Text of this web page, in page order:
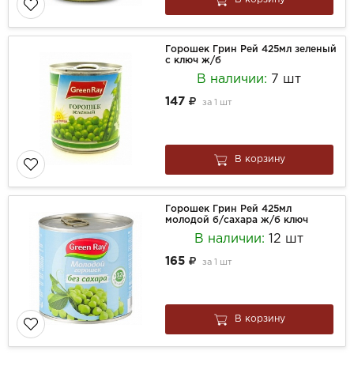
Горошек Грин Рей 425мл зеленый
с ключ ж/б
В наличии: 7 шт
147 за 1 шт
В корзину
Горошек Грин Рей 425мл
молодой б/сахара ж/б ключ
В наличии: 12 шт
165 за 1 шт
В корзину